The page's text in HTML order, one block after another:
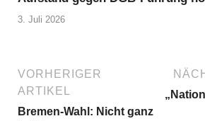
3. Juli 2026
VORHERIGER
ARTIKEL
Bremen-Wahl: Nicht ganz